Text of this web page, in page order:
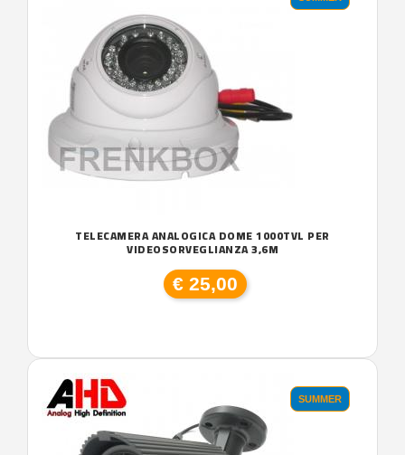
TELECAMERA ANALOGICA DOME 1000TVL PER
VIDEOSORVEGLIANZA 3,6M
€ 25,00
SUMMER